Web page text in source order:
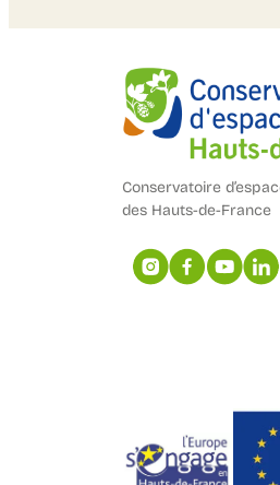
Conservatoire
des Hauts-de-France